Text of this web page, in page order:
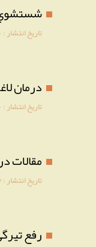
تاریخ انتشار :
درمان
تاریخ انتشار :
مقالات
تاریخ انتشار :
رفع